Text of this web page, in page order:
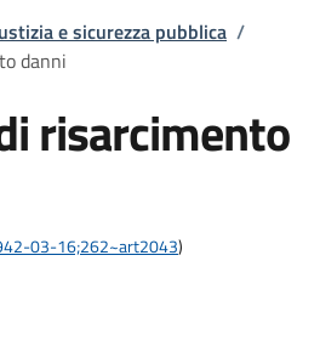
e sicurezza pubblica /
danni
risarcimento
03-16;262~art2043)